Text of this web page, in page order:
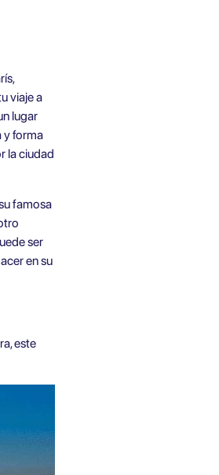
viaje a
lugar
y forma
la ciudad
famosa
ser
en su
este